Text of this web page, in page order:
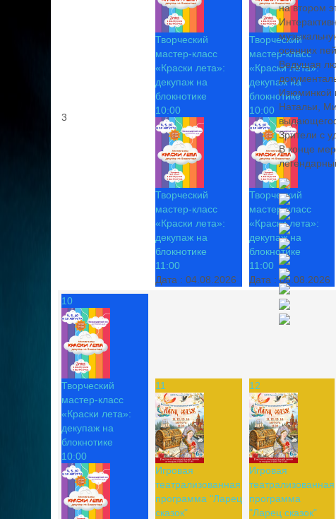
3
Творческий
мастер-класс
«Краски лета»:
декупаж на
блокнотике
10:00
Творческий
мастер-класс
«Краски лета»:
декупаж на
блокнотике
11:00
Дата : 04.08.2026
Творческий
мастер-класс
«Краски лета»:
декупаж на
блокнотике
10:00
Творческий
мастер-класс
«Краски лета»:
декупаж на
блокнотике
11:00
Дата :05.08.2026
10
Творческий
мастер-класс
«Краски лета»:
декупаж на
блокнотике
10:00
11
Игровая
театрализованная
программа "Ларец
сказок"
12
Игровая
театрализованная
программа
"Ларец сказок"
на втором
осенних
Ведущая
Изюминкой
Натальи,
Зрители с
В конце